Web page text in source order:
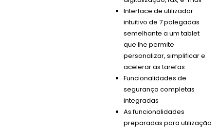
Interface de utilizador
intuitivo de 7 polegadas
semelhante a um tablet
que lhe permite
personalizar, simplificar e
acelerar as tarefas
Funcionalidades de
segurança completas
integradas
As funcionalidades
preparadas para utilização